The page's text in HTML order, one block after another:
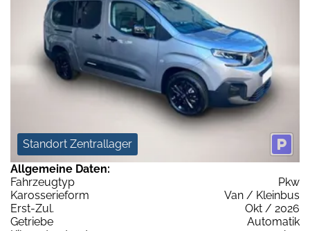
Standort Zentrallager
Allgemeine Daten:
Fahrzeugtyp
Pkw
Karosserieform
Van / Kleinbus
Erst-Zul.
Okt / 2026
Getriebe
Automatik